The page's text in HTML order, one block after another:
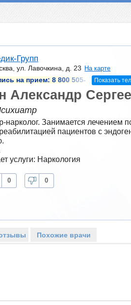
Групп
ул. Лавочкина, д. 23 На карте
на прием: 8 800 505- Показать
Александр
нарколог. Занимается лечением
пациентов с
услуги: Наркология
0 0
Похожие врачи